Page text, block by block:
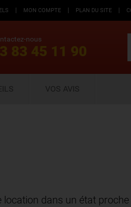
| MON COMPTE | PLAN DU SITE |
nous
83 45 11 90
VOS AVIS
dans un état